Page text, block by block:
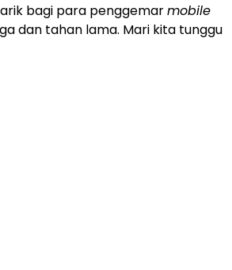
bagi para penggemarmobile
dan tahan lama. Mari kita tunggu